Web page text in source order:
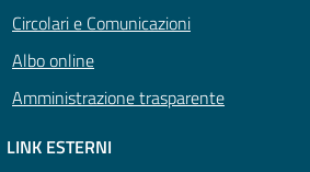
Circolari e Comunicazioni
Albo online
Amministrazione trasparente
LINK ESTERNI